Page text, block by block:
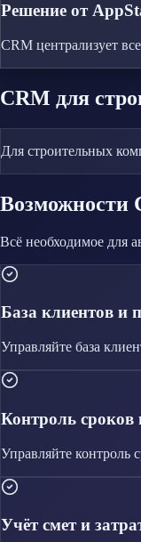
Решение от
CRM централизует
CRM для
Для строительных
Возможности
Всё необходимое для
База клиентов и
Управляйте база
Контроль сроков
Управляйте контроль
Учёт смет и